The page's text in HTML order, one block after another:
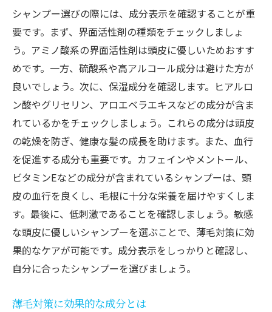
植物性成分の役割と効果
化学物質を避ける理由
頭皮を健康に保つ薄毛対策シャンプーの使い方
短期間で効果を感じられるシャンプー
長期間使用による髪質の変化
ユーザーの口コミと評価
臨床試験結果の比較
リアルな使用感と注意点
定期的な使用で感じる効果
薄毛に悩む方必見効果的なシャンプー選びのポ
イント
科学的根拠に基づく成分選び
研究と臨床試験結果の解説
医師や専門家の推薦シャンプー
科学的な視点から見た効果的な使用法
シャンプー選びの際には、成分表示を確認することが重
要です。まず、界面活性剤の種類をチェックしましょ
う。アミノ酸系の界面活性剤は頭皮に優しいためおすす
めです。一方、硫酸系や高アルコール成分は避けた方が
良いでしょう。次に、保湿成分を確認します。ヒアルロ
ン酸やグリセリン、アロエベラエキスなどの成分が含ま
れているかをチェックしましょう。これらの成分は頭皮
の乾燥を防ぎ、健康な髪の成長を助けます。また、血行
を促進する成分も重要です。カフェインやメントール、
ビタミンEなどの成分が含まれているシャンプーは、頭
皮の血行を良くし、毛根に十分な栄養を届けやすくしま
す。最後に、低刺激であることを確認しましょう。敏感
な頭皮に優しいシャンプーを選ぶことで、薄毛対策に効
果的なケアが可能です。成分表示をしっかりと確認し、
自分に合ったシャンプーを選びましょう。
薄毛対策に効果的な成分とは